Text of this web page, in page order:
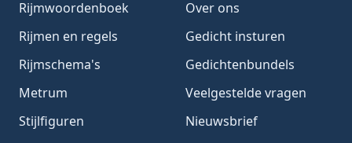
Rijmwoordenboek
Rijmen en regels
Rijmschema's
Metrum
Stijlfiguren
Over ons
Gedicht insturen
Gedichtenbundels
Veelgestelde vragen
Nieuwsbrief